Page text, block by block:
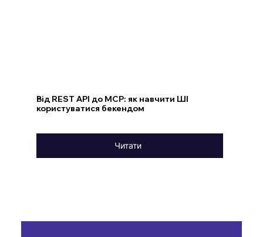
Від REST API до MCP: як навчити ШІ
користуватися бекендом
Читати